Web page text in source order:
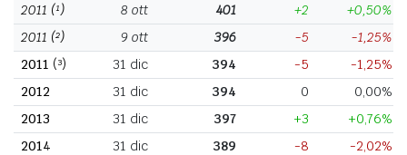
2011 (¹) 8 ott 401 +2
+0,50%
2011 (²) 9 ott 396 -5
-1,25%
2011 (³) 31 dic 394 -5
-1,25%
2012
31 dic 394 0
0,00%
2013
31 dic 397 +3
+0,76%
2014
31 dic 389 -8
-2,02%